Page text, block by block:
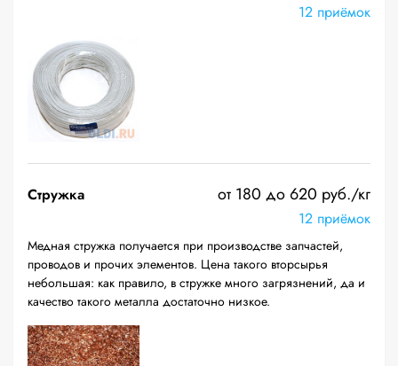
12 приёмок
Стружка от 180 до 620 руб./кг
12 приёмок
Медная стружка получается при производстве запчастей,
проводов и прочих элементов. Цена такого вторсырья
небольшая: как правило, в стружке много загрязнений, да и
качество такого металла достаточно низкое.